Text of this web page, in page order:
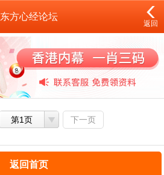
东方心经论坛
返回
第1页 下一页
返回首页